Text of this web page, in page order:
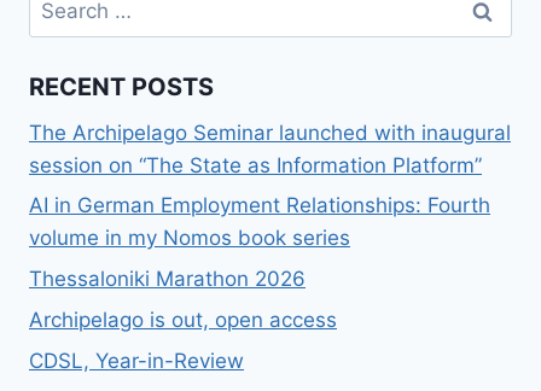
for:
RECENT POSTS
The Archipelago Seminar launched with inaugural
session on “The State as Information Platform”
AI in German Employment Relationships: Fourth
volume in my Nomos book series
Thessaloniki Marathon 2026
Archipelago is out, open access
CDSL, Year-in-Review